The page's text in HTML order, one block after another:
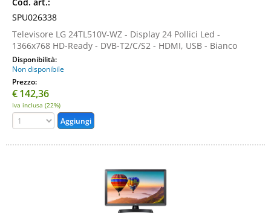
SPU026338
Televisore LG 24TL510V-WZ - Display 24 Pollici Led -
1366x768 HD-Ready - DVB-T2/C/S2 - HDMI, USB - Bianco
Disponibilità:
Non disponibile
Prezzo:
€142,36
Iva inclusa (22%)